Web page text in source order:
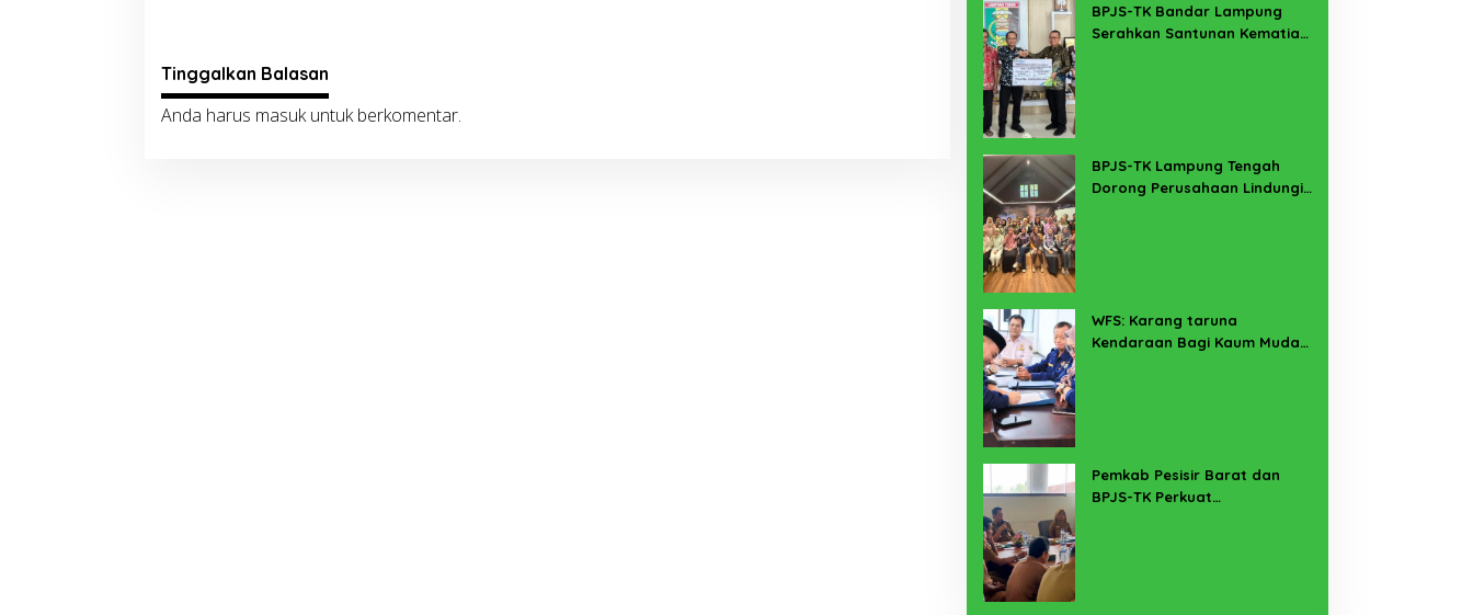
Tinggalkan Balasan
Anda harus masukuntuk berkomentar.
BPJS-TK Bandar Lampung
Serahkan Santunan Kematian
BPJS-TK Lampung Tengah
Dorong Perusahaan Lindungi
WFS: Karang taruna
Kendaraan Bagi Kaum Muda
Pemkab Pesisir Barat dan
BPJS-TK Perkuat